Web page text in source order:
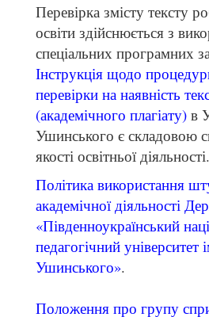
Перевірка змісту тексту
освіти здійснюється з
спеціальних програмних
Інструкція щодо
перевірки на наявність
(академічного плагіату) в
Ушинського є складовою
якості освітньої діяльності.
Політика використання
академічної діяльності
«Південноукраїнський
педагогічний університет
Ушинського».
Положення про групу